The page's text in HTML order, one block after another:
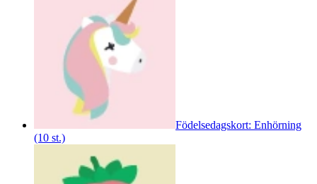
Födelsedagskort: Enhörning
(10 st.)